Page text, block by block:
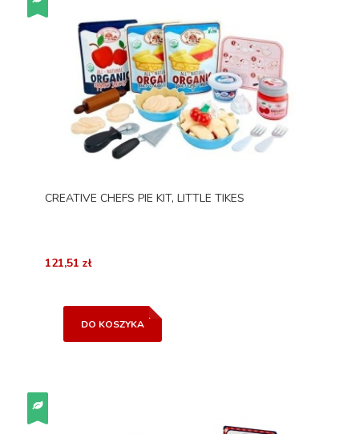
CREATIVE CHEFS PIE KIT, LITTLE TIKES
121,51 zł
DO KOSZYKA